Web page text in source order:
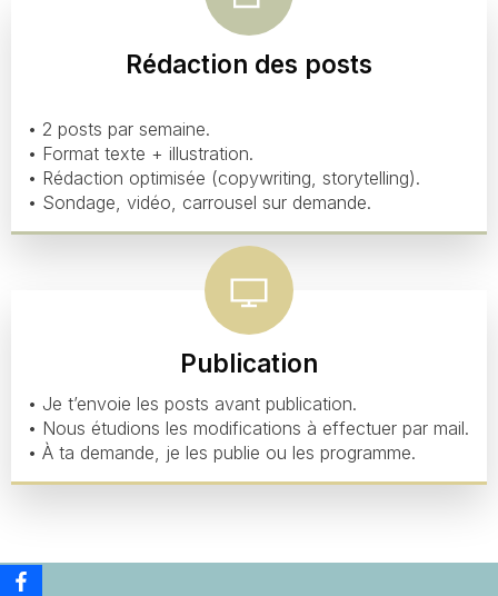
Rédaction des posts
• 2 posts par semaine.
• Format texte + illustration.
• Rédaction optimisée (copywriting, storytelling).
• Sondage, vidéo, carrousel sur demande.
Publication
• Je t’envoie les posts avant publication.
• Nous étudions les modifications à effectuer par mail.
• À ta demande, je les publie ou les programme.